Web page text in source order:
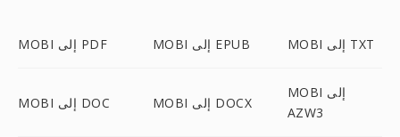
MOBI إلى PDF MOBI إلى EPUB MOBI إلى TXT
MOBI إلى DOC MOBI إلى DOCX
MOBI إلى
AZW3